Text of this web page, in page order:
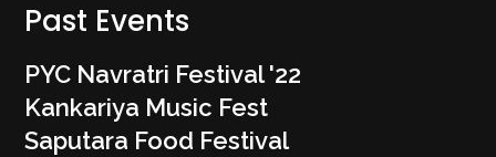
Past Events
PYC Navratri Festival '22
Kankariya Music Fest
Saputara Food Festival